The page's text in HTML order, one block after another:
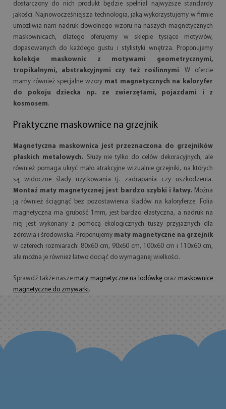
dostarczony do nich produkt będzie spełniał najwyższe standardy
jakości. Najnowocześniejsza technologia, jaką wykorzystujemy w firmie
umożliwia nam nadruk dowolnego wzoru na naszych magnetycznych
maskownicach, dlatego oferujemy w sklepie tysiące motywów,
dopasowanych do każdego gustu i stylistyki wnętrza. Proponujemy
kolekcje maskownic z motywami geometrycznymi,
tropikalnymi, abstrakcyjnymi czy też roślinnymi. W ofercie
mamy również specjalne wzory mat magnetycznych na kaloryfer
do pokoju dziecka np. ze zwierzętami, pojazdami i z
kosmosem.
Praktyczne maskownice na grzejnik
Magnetyczna maskownica jest przeznaczona do grzejników
płaskich metalowych. Służy nie tylko do celów dekoracyjnych, ale
również pomaga ukryć mało atrakcyjne wizualnie grzejniki, na których
są widoczne ślady użytkowania tj. zadrapania czy uszkodzenia.
Montaż maty magnetycznej jest bardzo szybki i łatwy. Można
ją również ściągnąć bez pozostawienia śladów na kaloryferze. Folia
magnetyczna ma grubość 1mm, jest bardzo elastyczna, a nadruk na
niej jest wykonany z pomocą ekologicznych tuszy przyjaznych dla
zdrowia i środowiska. Proponujemy maty magnetyczne na grzejnik
w czterech rozmiarach: 80x60 cm, 90x60 cm, 100x60 cm i 110x60 cm,
ale można je również łatwo dociąć do wymaganej wielkości.
Sprawdź także nasze maty magnetyczne na lodówkęoraz maskownice
magnetyczne do zmywarki.